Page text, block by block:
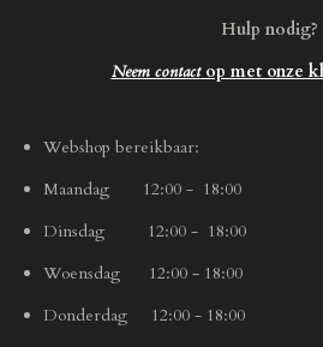
Hulp nodig?
Neem contactop met onze
Webshop bereikbaar:
Maandag 12:00 - 18:00
Dinsdag 12:00 - 18:00
Woensdag 12:00 - 18:00
Donderdag 12:00 - 18:00